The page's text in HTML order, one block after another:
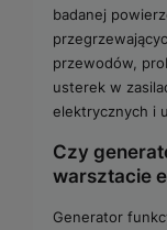
badanej
przewodów,
usterek w
elektrycznych i
Czy
warsztacie
Generator